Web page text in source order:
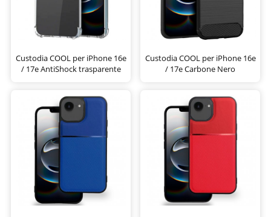
Custodia COOL per iPhone 16e
/ 17e AntiShock trasparente
Custodia COOL per iPhone 16e
/ 17e Carbone Nero